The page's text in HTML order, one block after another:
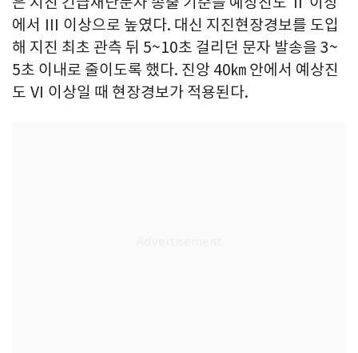
에서 Ⅲ 이상으로 높였다. 대신 지진현장경보를 도입
해 지진 최초 관측 뒤 5~10초 걸리던 문자 발송을 3~
5초 이내로 줄이도록 했다. 진앙 40㎞ 안에서 예상진
도 Ⅵ 이상일 때 현장경보가 적용된다.